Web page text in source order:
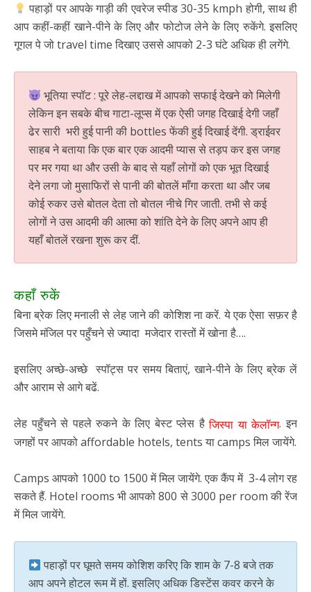
पहाड़ों पर आपके गाड़ी की एवरेज स्पीड 30-35 kmph होगी, साथ ही
आप कहीं-कहीं खाने-पीने के लिए और फोटोज लेने के लिए रुकेंगे. इसलिए
गूगल पे जो travel time दिखाए उससे आपको 2-3 घंटे अधिक ही लगेंगे.
भूतिया स्पॉट : पूरे लेह-लद्दाख में आपको सफाई देखने को मिलेगी
लेकिन इन सबके बीच गाटा-लूप्स में एक ऐसी जगह दिखाई देगी जहाँ
ढेर सारी भरी हुई पानी की bottles फेंकी हुई दिखाई देंगी. ड्राईवर
साहब ने बताया कि एक बार एक आदमी प्यास से तड़प कर इस जगह
पर मर गया था और उसी के बाद से यहाँ लोगों को एक भूत दिखाई
देने लगा जो मुसाफिरों से पानी की बोतलें माँगा करता था और जब
कोई रुकर उसे बोतल देता तो बोतल नीचे गिर जाती. तभी से कई
लोगों ने उस आदमी की आत्मा को शांति देने के लिए अपने आप ही
यहाँ बोतलें रखना शुरू कर दीं.
कहाँ रुकें
बिना ब्रेक लिए मनाली से लेह जाने की कोशिश ना करें. ये एक ऐसा सफ़र है
जिसमे मंजिल पर पहुँचने से ज्यादा मजेदार रास्तों में खोना है….
इसलिए अच्छे-अच्छे स्पॉट्स पर समय बिताएं, खाने-पीने के लिए ब्रेक लें
और आराम से आगे बढें.
लेह पहुँचने से पहले रुकने के लिए बेस्ट प्लेस हैजिस्पा या केलॉन्ग. इन
जगहों पर आपको affordable hotels, tents या camps मिल जायेंगे.
Camps आपको 1000 to 1500 में मिल जायेंगे. एक कैंप में 3-4 लोग रह
सकते हैं. Hotel rooms भी आपको 800 से 3000 per room की रेंज
में मिल जायेंगे.
पहाड़ों पर घूमते समय कोशिश करिए कि शाम के 7-8 बजे तक
आप अपने होटल रूम में हों. इसलिए अधिक डिस्टेंस कवर करने के